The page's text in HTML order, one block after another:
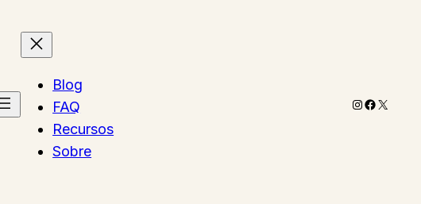
Blog
FAQ
Recursos
Sobre
Instagram
X